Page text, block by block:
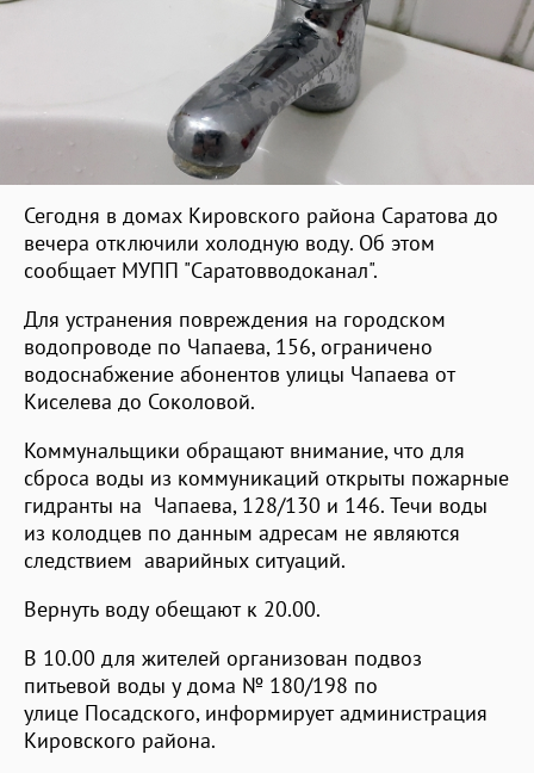
Сегодня в домах Кировского района Саратова до
вечера отключили холодную воду. Об этом
сообщает МУПП "Саратовводоканал".
Для устранения повреждения на городском
водопроводе по Чапаева, 156, ограничено
водоснабжение абонентов улицы Чапаева от
Киселева до Соколовой.
Коммунальщики обращают внимание, что для
сброса воды из коммуникаций открыты пожарные
гидранты на Чапаева, 128/130 и 146. Течи воды
из колодцев по данным адресам не являются
следствием аварийных ситуаций.
Вернуть воду обещают к 20.00.
В 10.00 для жителей организован подвоз
питьевой воды у дома № 180/198 по
улице Посадского, информирует администрация
Кировского района.